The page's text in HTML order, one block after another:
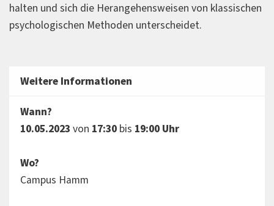
halten und sich die Herangehensweisen von klassischen
psychologischen Methoden unterscheidet.
Weitere Informationen
Wann?
10.05.2023 von 17:30 bis 19:00 Uhr
Wo?
Campus Hamm